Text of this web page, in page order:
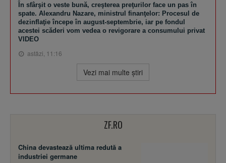
În sfârşit o veste bună, creşterea preţurilor face un pas în
spate. Alexandru Nazare, ministrul finanţelor: Procesul de
dezinflaţie începe în august-septembrie, iar pe fondul
acestei scăderi vom vedea o revigorare a consumului privat
VIDEO
astăzi, 11:16
Vezi mai multe ştiri
ZF.RO
China devastează ultima redută a
industriei germane